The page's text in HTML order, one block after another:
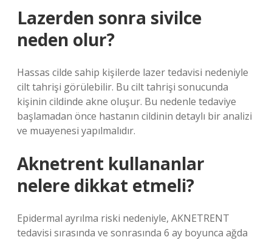
Lazerden sonra sivilce
neden olur?
Hassas cilde sahip kişilerde lazer tedavisi nedeniyle
cilt tahrişi görülebilir. Bu cilt tahrişi sonucunda
kişinin cildinde akne oluşur. Bu nedenle tedaviye
başlamadan önce hastanın cildinin detaylı bir analizi
ve muayenesi yapılmalıdır.
Aknetrent kullananlar
nelere dikkat etmeli?
Epidermal ayrılma riski nedeniyle, AKNETRENT
tedavisi sırasında ve sonrasında 6 ay boyunca ağda